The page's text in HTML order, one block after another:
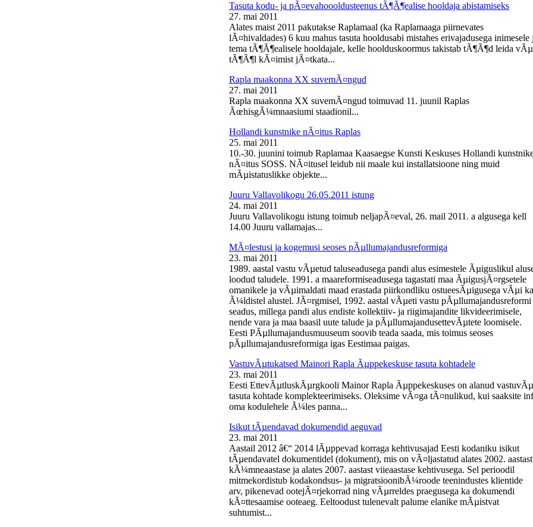
Tasuta kodu- ja pÃ¤evahoooldusteenus tÃ¶Ã¶ealise hooldaja abistamiseks
27. mai 2011
Alates maist 2011 pakutakse Raplamaal (ka Raplamaaga piirnevates
lÃ¤hivaldades) 6 kuu mahus tasuta hooldusabi mistahes erivajadusega inimesele
tema tÃ¶Ã¶ealisele hooldajale, kelle hoolduskoormus takistab tÃ¶Ã¶d leida
tÃ¶Ã¶l kÃ¤imist jÃ¤tkata...
Rapla maakonna XX suvemÃ¤ngud
27. mai 2011
Rapla maakonna XX suvemÃ¤ngud toimuvad 11. juunil Raplas
ÃœhisgÃ¼mnaasiumi staadionil...
Hollandi kunstnike nÃ¤itus Raplas
25. mai 2011
10.-30. juunini toimub Raplamaa Kaasaegse Kunsti Keskuses Hollandi
nÃ¤itus SOSS. NÃ¤itusel leidub nii maale kui installatsioone ning muid
mÃµistatuslikke objekte...
Juuru Vallavolikogu 26.05.2011 istung
24. mai 2011
Juuru Vallavolikogu istung toimub neljapÃ¤eval, 26. mail 2011. a algusega kell
14.00 Juuru vallamajas...
MÃ¤lestusi ja kogemusi seoses pÃµllumajandusreformiga
23. mai 2011
1989. aastal vastu vÃµetud taluseadusega pandi alus esimestele Ãµiguslikul
loodud taludele. 1991. a maareformiseadusega tagastati maa ÃµigusjÃ¤rgsetele
omanikele ja vÃµimaldati maad erastada piirkondliku ostueesÃµigusega vÃµi ka
Ã¼ldistel alustel. JÃ¤rgmisel, 1992. aastal vÃµeti vastu pÃµllumajandusreformi
seadus, millega pandi alus endiste kollektiiv- ja riigimajandite likvideerimisele,
nende vara ja maa baasil uute talude ja pÃµllumajandusettevÃµtete loomisele.
Eesti PÃµllumajandusmuuseum soovib teada saada, mis toimus seoses
pÃµllumajandusreformiga igas Eestimaa paigas.
VastuvÃµtukatsed Mainori Rapla Ãµppekeskuse tasuta kohtadele
23. mai 2011
Eesti EttevÃµtluskÃµrgkooli Mainor Rapla Ãµppekeskuses on alanud
tasuta kohtade komplekteerimiseks. Oleksime vÃ¤ga tÃ¤nulikud, kui saaksite
oma kodulehele Ã¼les panna...
Isikut tÃµendavad dokumendid aeguvad
23. mai 2011
Aastail 2012 â€“ 2014 lÃµppevad korraga kehtivusajad Eesti kodaniku isikut
tÃµendavatel dokumentidel (dokument), mis on vÃ¤ljastatud alates 2002. aastast
kÃ¼mneaastase ja alates 2007. aastast viieaastase kehtivusega. Sel perioodil
mitmekordistub kodakondsus- ja migratsioonibÃ¼roode teenindustes klientide
arv, pikenevad ootejÃ¤rjekorrad ning vÃµrreldes praegusega ka dokumendi
kÃ¤ttesaamise ooteaeg. Eeltoodust tulenevalt palume elanike mÃµistvat
suhtumist...